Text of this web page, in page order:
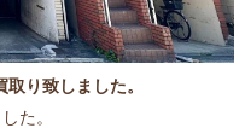
り致しました。
た。